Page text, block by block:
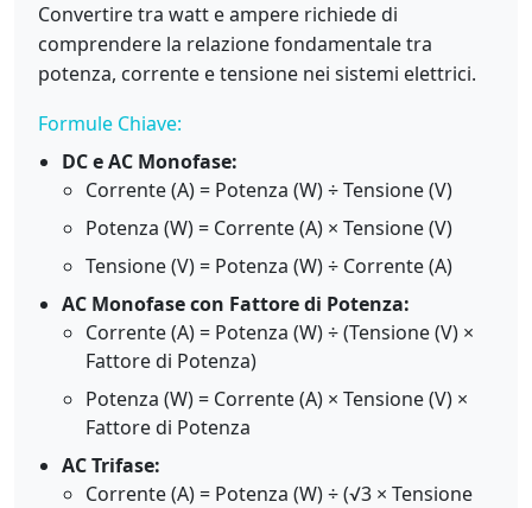
Convertire tra watt e ampere richiede di
comprendere la relazione fondamentale tra
potenza, corrente e tensione nei sistemi elettrici.
Formule Chiave:
DC e AC Monofase:
Corrente (A) = Potenza (W) ÷ Tensione (V)
Potenza (W) = Corrente (A) × Tensione (V)
Tensione (V) = Potenza (W) ÷ Corrente (A)
AC Monofase con Fattore di Potenza:
Corrente (A) = Potenza (W) ÷ (Tensione (V) ×
Fattore di Potenza)
Potenza (W) = Corrente (A) × Tensione (V) ×
Fattore di Potenza
AC Trifase:
Corrente (A) = Potenza (W) ÷ (√3 × Tensione